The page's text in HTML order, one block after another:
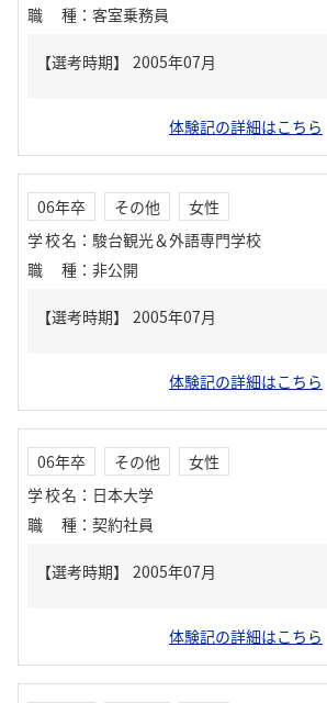
職種 ： 客室乗務員
体験記の詳細はこちら
06年卒 その他
女性
学校名 ： 駿台観光＆外語専門学校
職種 ： 非公開
体験記の詳細はこちら
06年卒 その他
女性
学校名 ： 日本大学
職種 ： 契約社員
体験記の詳細はこちら